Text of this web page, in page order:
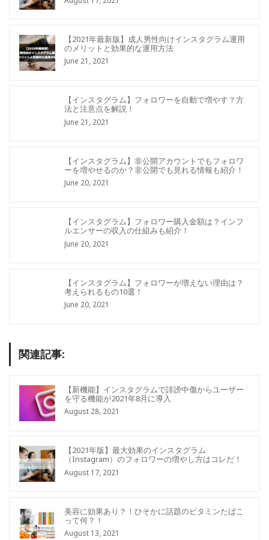
【2021年最新版】成人男性向けインスタグラム運用
のメリットと効果的な運用方法
June 21, 2021
【インスタグラム】フォロワーを自動で増やす？方
法と注意点を解説！
June 21, 2021
【インスタグラム】非公開アカウントでもフォロワ
ーを増やせるのか？非公開でも見れる情報も紹介！
June 20, 2021
【インスタグラム】フォロワー購入金額は？インフ
ルエンサーの収入の仕組みも紹介！
June 20, 2021
【インスタグラム】フォロワーが増えない理由は？
考えられるもの10選！
June 20, 2021
関連記事:
【新機能】インスタグラムで誹謗中傷からユーザー
を守る機能が2021年8月に導入
August 28, 2021
【2021年版】最大効果のインスタグラム
（Instagram）のフォロワーの増やし方はコレだ！
August 17, 2021
美容に効果あり？！ひそかに話題のビタミンたばこ
って何？！
August 13, 2021